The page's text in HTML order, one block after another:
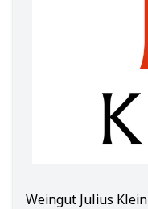
Weingut Julius Klein